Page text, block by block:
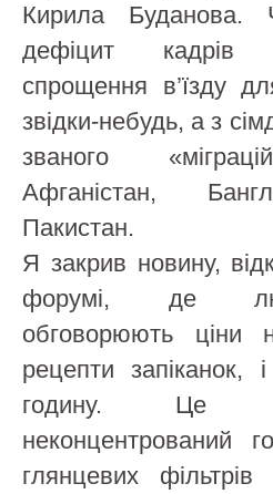
Кирила Буданова.
дефіцит кадрів
спрощення в’їзду
звідки-небудь, а з
званого
Афганістан,
Пакистан.
Я закрив новину,
форумі, де
обговорюють ціни
рецепти запіканок,
годину. Це
неконцентрований
глянцевих